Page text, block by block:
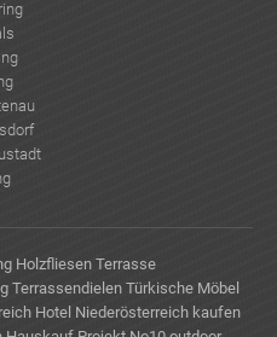
Holzfliesen Terrasse
Terrassendielen Türkische Möbel
Hotel Niederösterreich kaufen